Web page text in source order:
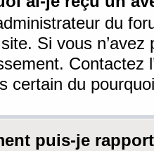
du
Si vous
Contactez
certain du
puis-je